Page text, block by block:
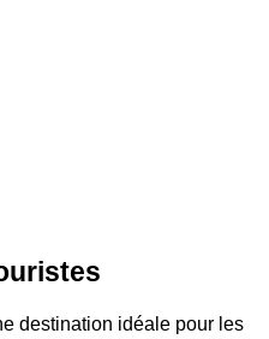
destination idéale pour les